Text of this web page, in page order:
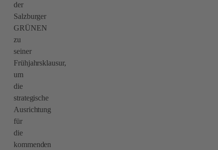
der
Salzburger
GRÜNEN
zu
seiner
Frühjahrsklausur,
um
die
strategische
Ausrichtung
für
die
kommenden